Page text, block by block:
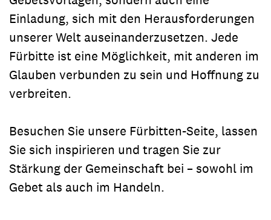
Einladung, sich mit den Herausforderungen
unserer Welt auseinanderzusetzen. Jede
Fürbitte ist eine Möglichkeit, mit anderen im
Glauben verbunden zu sein und Hoffnung zu
verbreiten.
Besuchen Sie unsere Fürbitten-Seite, lassen
Sie sich inspirieren und tragen Sie zur
Stärkung der Gemeinschaft bei – sowohl im
Gebet als auch im Handeln.